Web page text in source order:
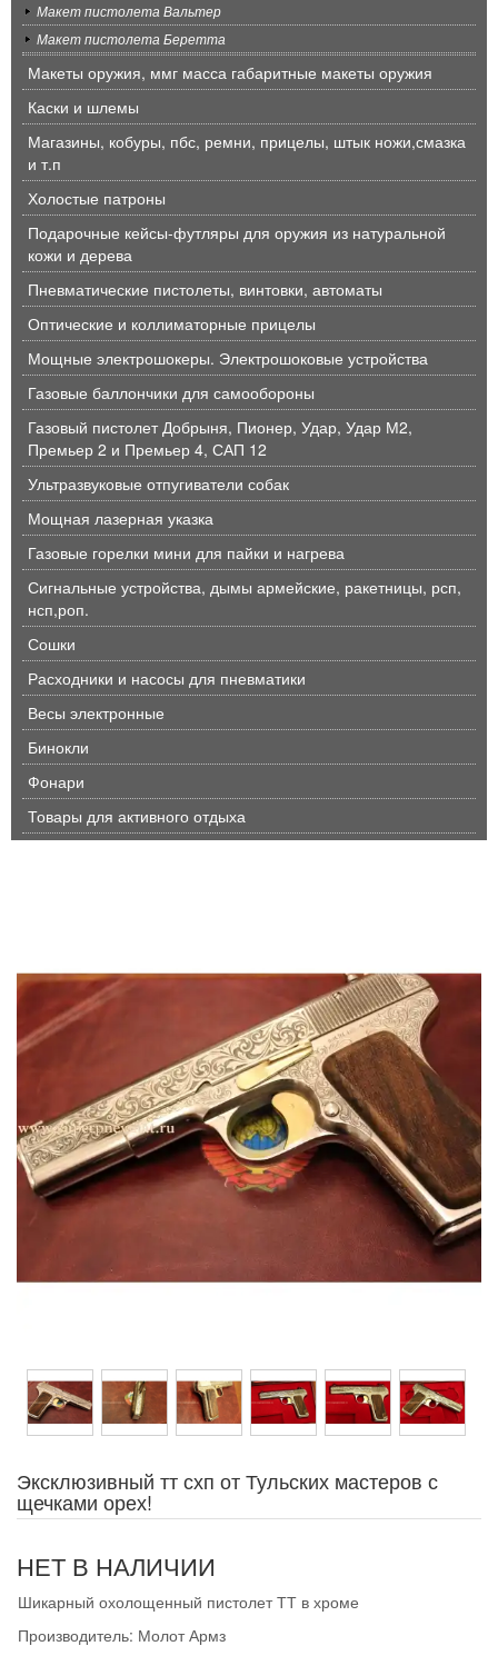
Макет пистолета Вальтер
Макет пистолета Беретта
Макеты оружия, ммг масса габаритные макеты оружия
Каски и шлемы
Магазины, кобуры, пбс, ремни, прицелы, штык ножи,смазка
и т.п
Холостые патроны
Подарочные кейсы-футляры для оружия из натуральной
кожи и дерева
Пневматические пистолеты, винтовки, автоматы
Оптические и коллиматорные прицелы
Мощные электрошокеры. Электрошоковые устройства
Газовые баллончики для самообороны
Газовый пистолет Добрыня, Пионер, Удар, Удар М2,
Премьер 2 и Премьер 4, САП 12
Ультразвуковые отпугиватели собак
Мощная лазерная указка
Газовые горелки мини для пайки и нагрева
Сигнальные устройства, дымы армейские, ракетницы, рсп,
нсп,роп.
Сошки
Расходники и насосы для пневматики
Весы электронные
Бинокли
Фонари
Товары для активного отдыха
Эксклюзивный тт схп от Тульских мастеров с
щечками орех!
НЕТ В НАЛИЧИИ
Шикарный охолощенный пистолет ТТ в хроме
Производитель: Молот Армз